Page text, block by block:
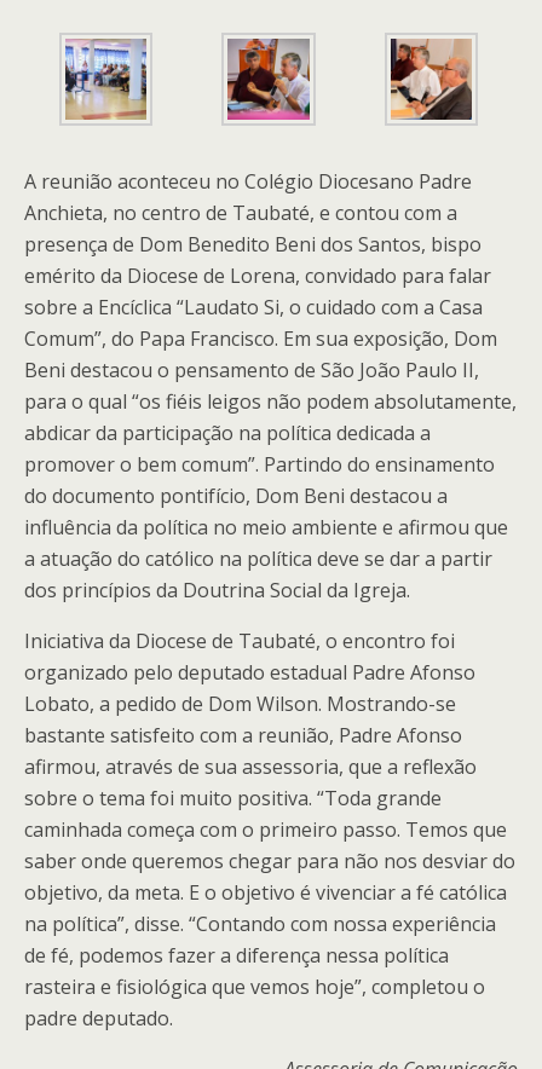
A reunião aconteceu no Colégio Diocesano Padre
Anchieta, no centro de Taubaté, e contou com a
presença de Dom Benedito Beni dos Santos, bispo
emérito da Diocese de Lorena, convidado para falar
sobre a Encíclica “Laudato Si, o cuidado com a Casa
Comum”, do Papa Francisco. Em sua exposição, Dom
Beni destacou o pensamento de São João Paulo II,
para o qual “os fiéis leigos não podem absolutamente,
abdicar da participação na política dedicada a
promover o bem comum”. Partindo do ensinamento
do documento pontifício, Dom Beni destacou a
influência da política no meio ambiente e afirmou que
a atuação do católico na política deve se dar a partir
dos princípios da Doutrina Social da Igreja.
Iniciativa da Diocese de Taubaté, o encontro foi
organizado pelo deputado estadual Padre Afonso
Lobato, a pedido de Dom Wilson. Mostrando-se
bastante satisfeito com a reunião, Padre Afonso
afirmou, através de sua assessoria, que a reflexão
sobre o tema foi muito positiva. “Toda grande
caminhada começa com o primeiro passo. Temos que
saber onde queremos chegar para não nos desviar do
objetivo, da meta. E o objetivo é vivenciar a fé católica
na política”, disse. “Contando com nossa experiência
de fé, podemos fazer a diferença nessa política
rasteira e fisiológica que vemos hoje”, completou o
padre deputado.